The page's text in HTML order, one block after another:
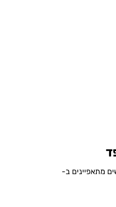
מתאפיינים ב-